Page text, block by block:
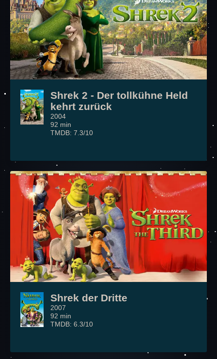
Shrek 2 - Der tollkühne Held
kehrt zurück
2004
92 min
TMDB: 7.3/10
Shrek der Dritte
2007
92 min
TMDB: 6.3/10